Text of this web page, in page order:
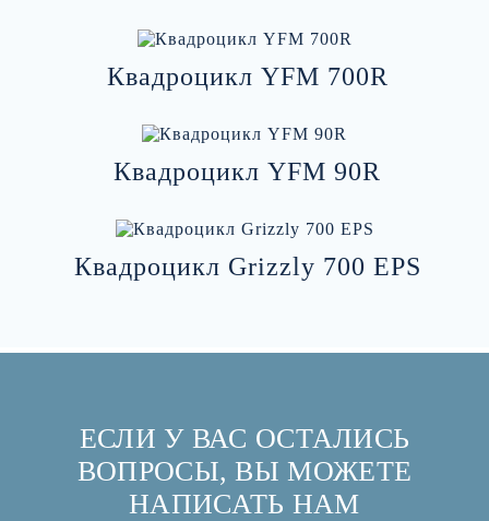
Квадроцикл YFM 700R
Квадроцикл YFM 90R
Квадроцикл Grizzly 700 EPS
ЕСЛИ У ВАС ОСТАЛИСЬ
ВОПРОСЫ, ВЫ МОЖЕТЕ
НАПИСАТЬ НАМ